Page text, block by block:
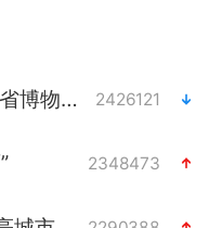
部分观众入场受阻 浙江省博物馆致歉 2426121
2348473